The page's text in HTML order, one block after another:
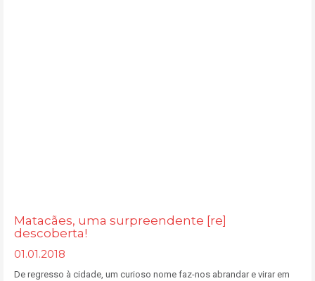
Matacães, uma surpreendente [re]
descoberta!
01.01.2018
De regresso à cidade, um curioso nome faz-nos abrandar e virar em